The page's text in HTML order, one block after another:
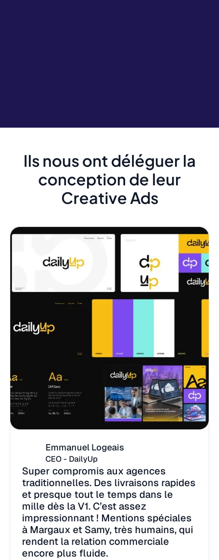
Ils nous ont déléguer la
conception de leur
Creative Ads
Emmanuel Logeais
CEO - DailyUp
Super compromis aux agences
traditionnelles. Des livraisons rapides
et presque tout le temps dans le
mille dès la V1. C’est assez
impressionnant ! Mentions spéciales
à Margaux et Samy, très humains, qui
rendent la relation commerciale
encore plus fluide.